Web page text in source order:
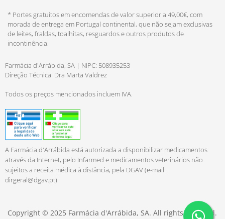
* Portes gratuitos em encomendas de valor superior a 49,00€, com
morada de entrega em Portugal continental, que não sejam exclusivas
de leites, fraldas, toalhitas, resguardos e outros produtos de
incontinência.
Farmácia d'Arrábida, SA | NIPC: 508935253
Direção Técnica: Dra Marta Valdrez
Todos os preços mencionados incluem IVA.
A Farmácia d'Arrábida está autorizada a disponibilizar medicamentos
através da Internet, pelo Infarmed e medicamentos veterinários não
sujeitos a receita médica à distância, pela DGAV (e-mail:
dirgeral@dgav.pt).
Copyright © 2025 Farmácia d'Arrábida, SA. All rights reserved.